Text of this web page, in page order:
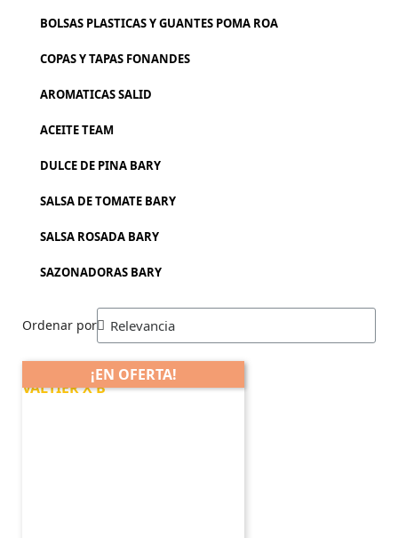
BOLSAS PLASTICAS Y GUANTES POMA ROA
COPAS Y TAPAS FONANDES
AROMATICAS SALID
ACEITE TEAM
DULCE DE PINA BARY
SALSA DE TOMATE BARY
SALSA ROSADA BARY
SAZONADORAS BARY
Ordenar por
¡EN OFERTA!